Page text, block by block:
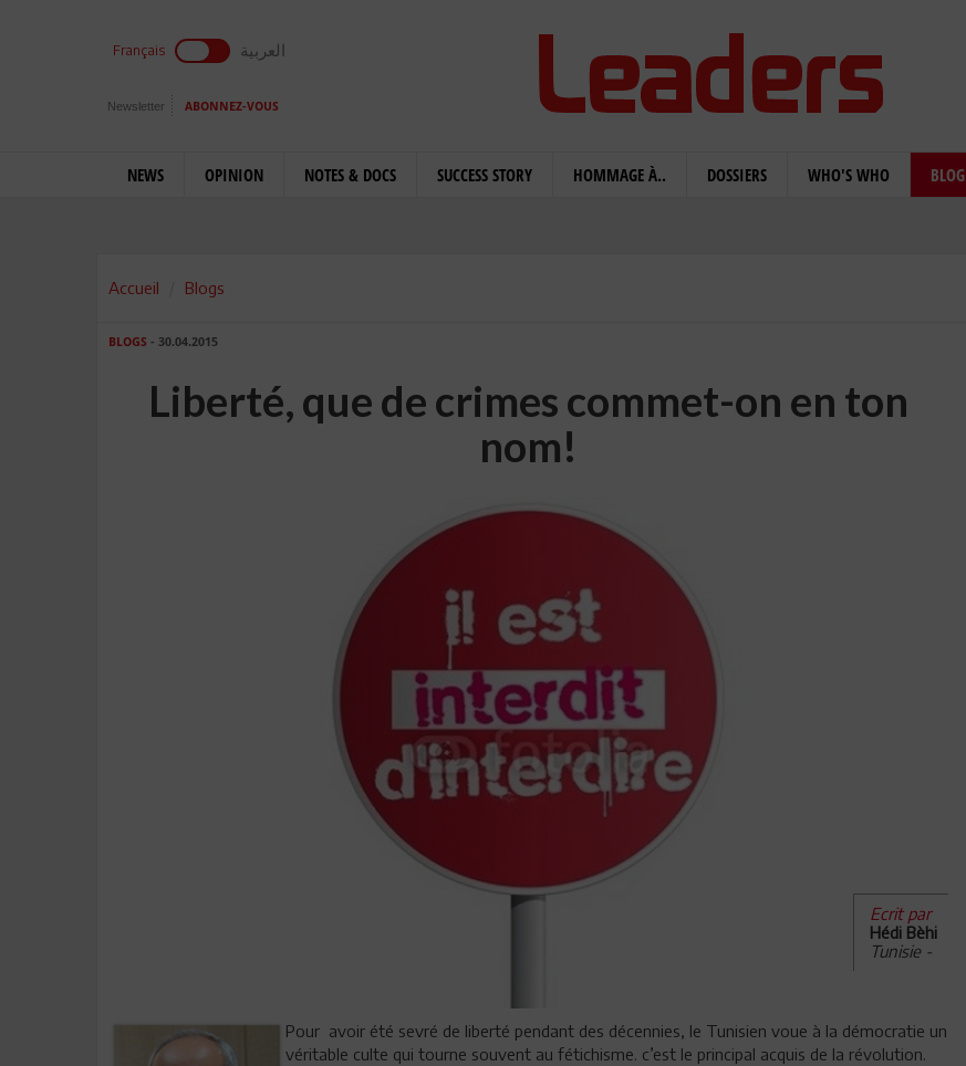
Français العربية
Newsletter ABONNEZ-VOUS
NEWS OPINION NOTES & DOCS SUCCESS STORY HOMMAGE À.. DOSSIERS WHO'S WHO BLOG
Accueil Blogs
BLOGS - 30.04.2015
Liberté, que de crimes commet-on en ton
nom!
Ecrit par
Hédi Bèhi
Tunisie -
Pour avoir été sevré de liberté pendant des décennies, le Tunisien voue à la démocratie un
véritable culte qui tourne souvent au fétichisme. c’est le principal acquis de la révolution.